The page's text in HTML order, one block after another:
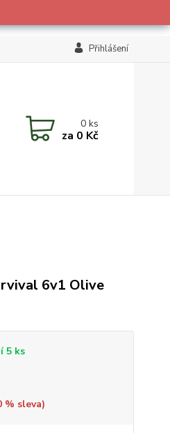
Přihlášení
0ks
za 0 Kč
6v1 Olive
5 ks
% sleva)